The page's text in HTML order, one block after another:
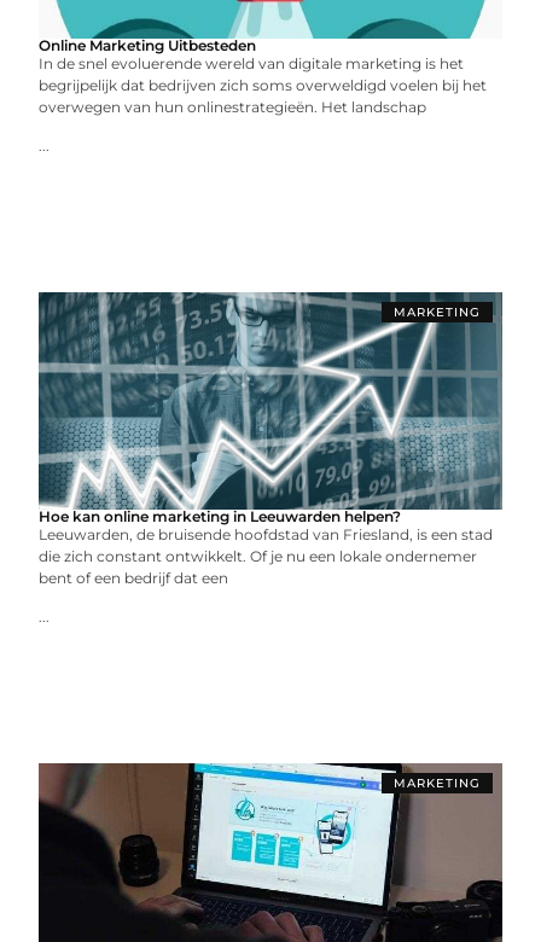
Online Marketing Uitbesteden
In de snel evoluerende wereld van digitale marketing is het
begrijpelijk dat bedrijven zich soms overweldigd voelen bij het
overwegen van hun onlinestrategieën. Het landschap
...
MARKETING
Hoe kan online marketing in Leeuwarden helpen?
Leeuwarden, de bruisende hoofdstad van Friesland, is een stad
die zich constant ontwikkelt. Of je nu een lokale ondernemer
bent of een bedrijf dat een
...
MARKETING